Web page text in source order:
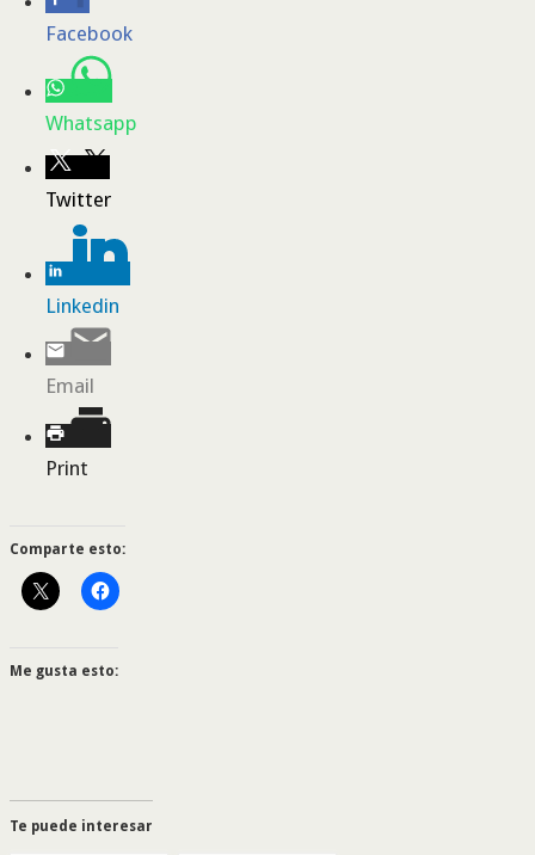
Facebook
Whatsapp
Twitter
Linkedin
Email
Print
Comparte esto:
Me gusta esto:
Te puede interesar